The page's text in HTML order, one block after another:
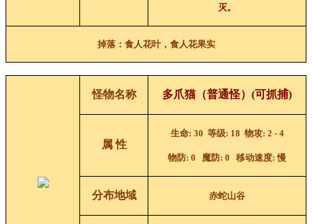
灭。
掉落：食人花叶，食人花果实
怪物名称 多爪猫（普通怪） (可抓捕)
属 性
生命: 30 等级: 18 物攻: 2 - 4
物防: 0 魔防: 0 移动速度:慢
分布地域 赤蛇山谷